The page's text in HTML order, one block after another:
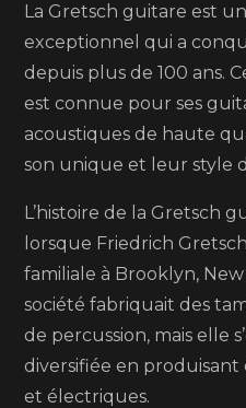
Gretsch
guitare
:
un
son
unique
et
un
style
distinctif
qui
ont
conquis
La Gretsch guitare est
exceptionnel qui a
depuis plus de 100 ans.
est connue pour ses
acoustiques de haute
son unique et leur style
L’histoire de la Gretsch
lorsque Friedrich
familiale à Brooklyn, New
société fabriquait des
de percussion, mais elle
diversifiée en
et électriques.